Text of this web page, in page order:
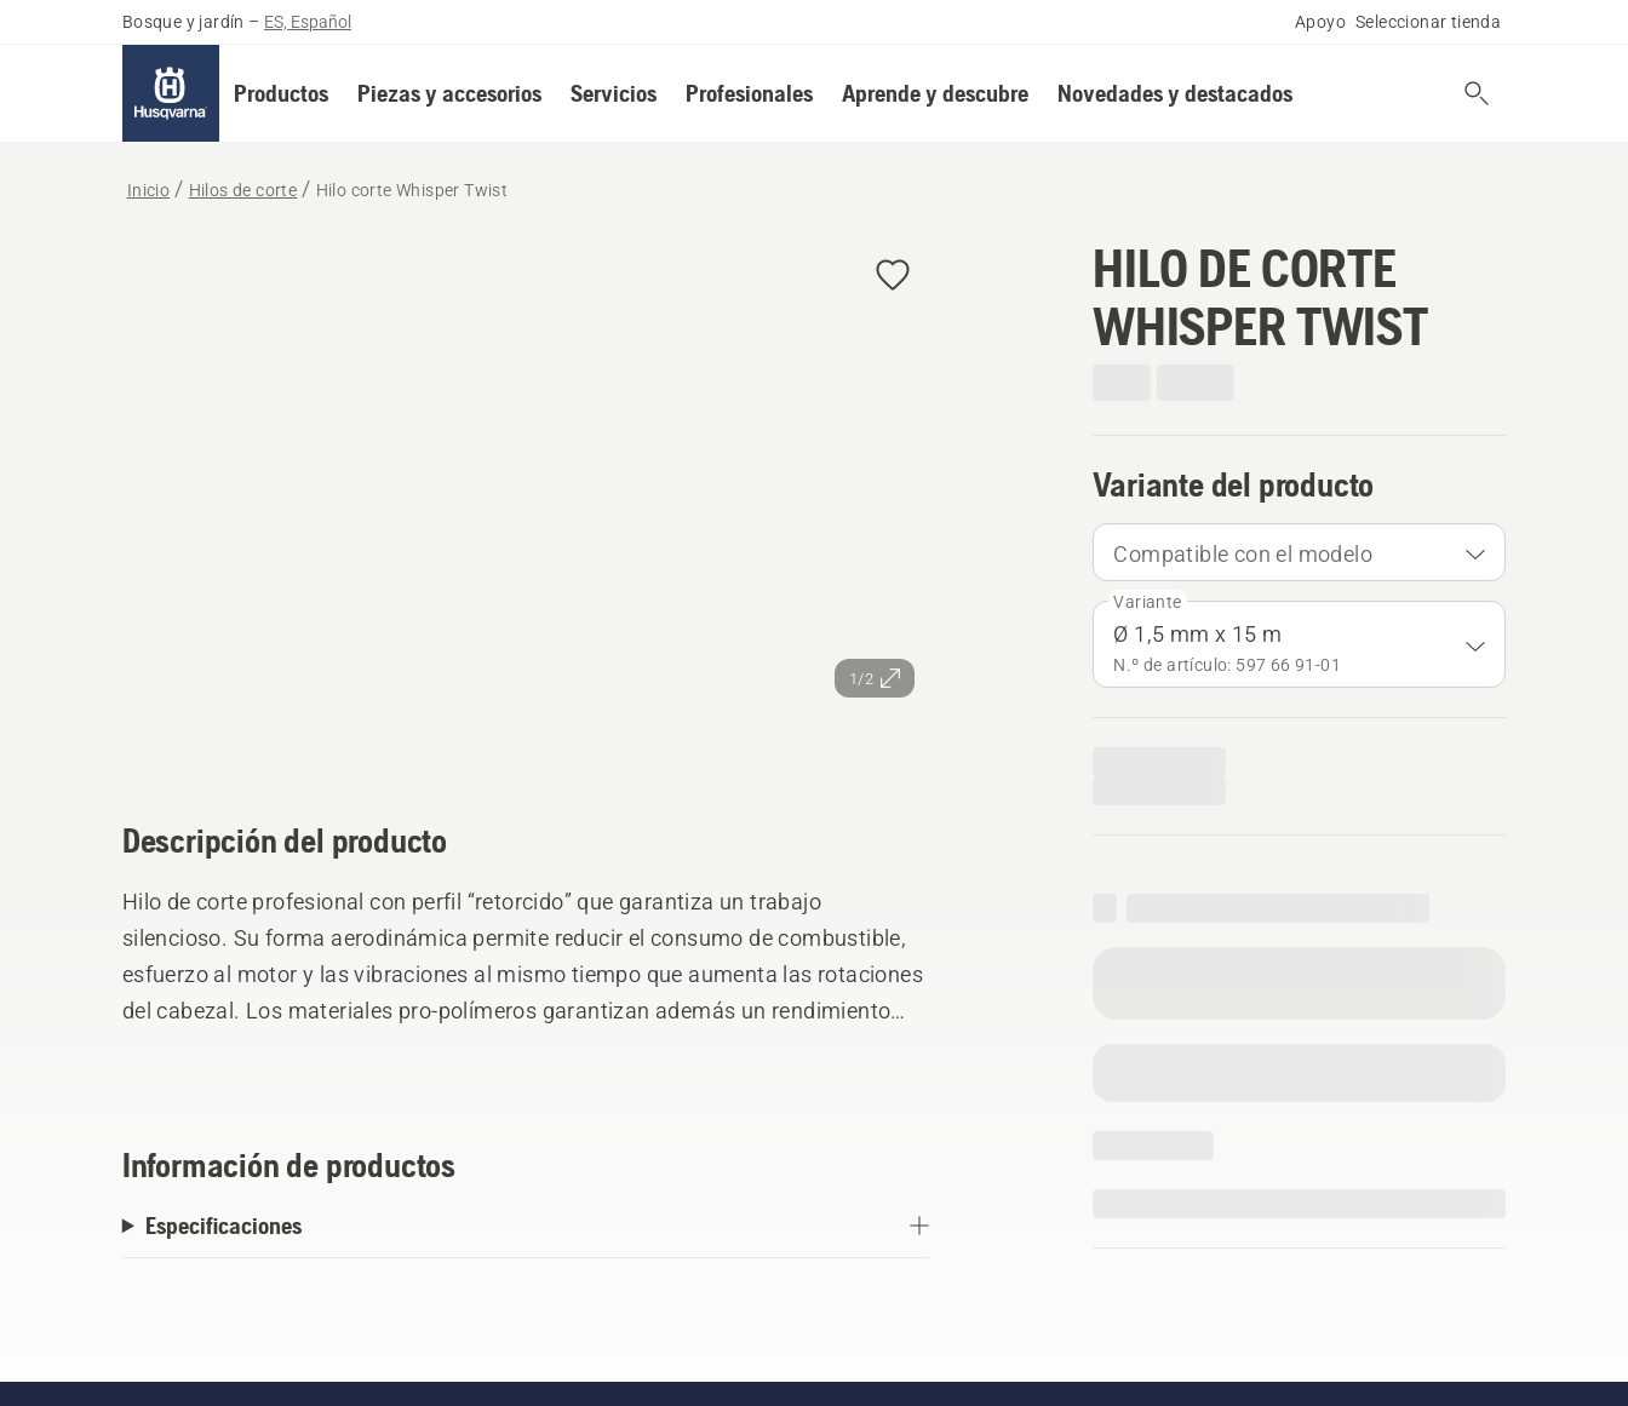
Bosque y jardín – ES, Español Apoyo Seleccionar tienda
Productos Piezas y accesorios Servicios Profesionales Aprende y descubre Novedades y destacados
Inicio Hilos de corte Hilo corte Whisper Twist
1/2
HILO DE CORTE
WHISPER TWIST
Variante del producto
Compatible con el modelo
Variante
Ø 1,5 mm x 15 m
N.º de artículo: 597 66 91‑01
Descripción del producto
Hilo de corte profesional con perfil “retorcido” que garantiza un trabajo
silencioso. Su forma aerodinámica permite reducir el consumo de combustible,
esfuerzo al motor y las vibraciones al mismo tiempo que aumenta las rotaciones
del cabezal. Los materiales pro-polímeros garantizan además un rendimiento
Información de productos
Especificaciones